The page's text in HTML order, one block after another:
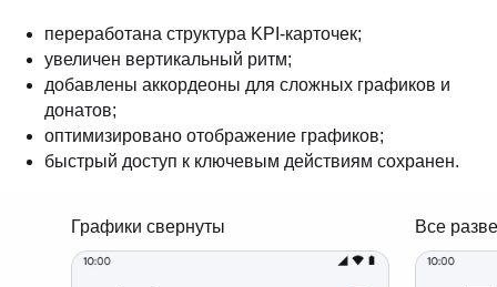
переработана структура KPI-карточек;
увеличен вертикальный ритм;
добавлены аккордеоны для сложных графиков и
донатов;
оптимизировано отображение графиков;
быстрый доступ к ключевым действиям сохранен.
Графики свернуты Все